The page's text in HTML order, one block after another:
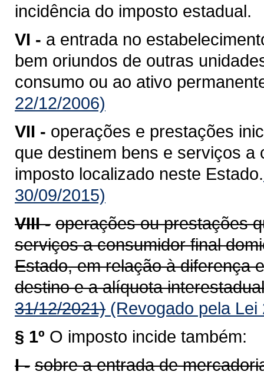
incidência do imposto estadual.
VI - a entrada no
bem oriundos de outras
consumo ou ao ativo
22/12/2006)
VII - operações e prestações
que destinem bens e serviços a
imposto localizado neste Estado.
30/09/2015)
VIII - operações ou prestações
serviços a consumidor final
Estado, em relação à diferença
destino e a alíquota
31/12/2021) (Revogado pela
§ 1º O imposto incide também:
I - sobre a entrada de